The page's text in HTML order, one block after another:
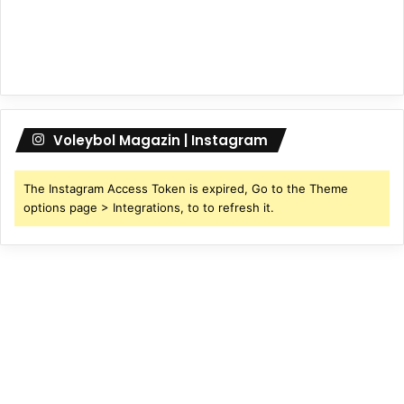
Voleybol Magazin | Instagram
The Instagram Access Token is expired, Go to the Theme
options page > Integrations, to to refresh it.